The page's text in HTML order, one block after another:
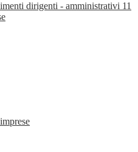
dirigenti - amministrativi 11